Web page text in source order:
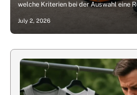
welche Kriterien bei der Auswahl eine
July 2, 2026